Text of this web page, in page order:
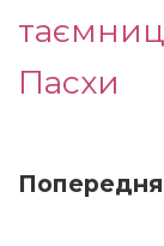
Пасхи
Попередня